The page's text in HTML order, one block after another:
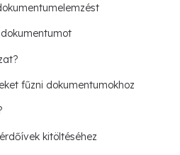
fűzni dokumentumokhoz
kitöltéséhez